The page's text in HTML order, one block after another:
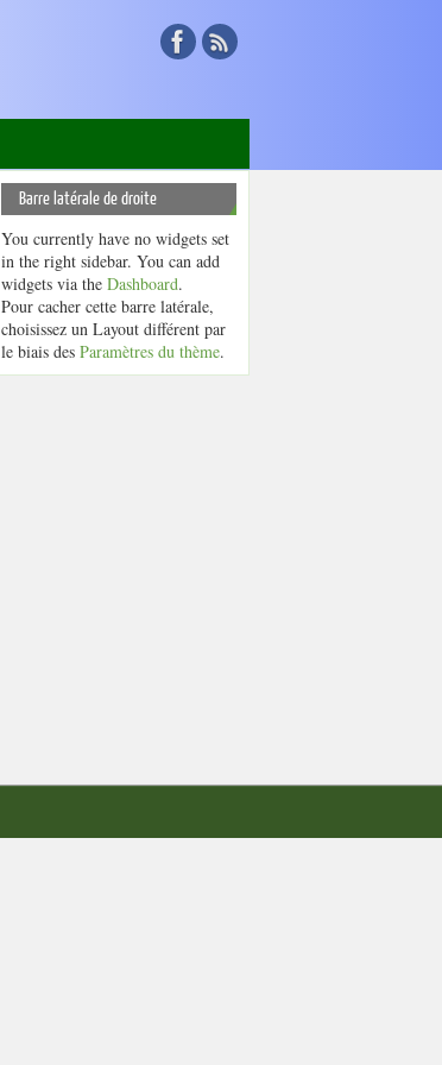
Barre latérale de droite
You currently have no widgets set
in the right sidebar. You can add
widgets via the Dashboard.
Pour cacher cette barre latérale,
choisissez un Layout différent par
le biais des Paramètres du thème.